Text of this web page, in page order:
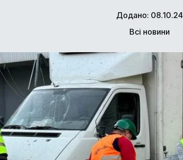
Додано: 08.10.24
Всі новини